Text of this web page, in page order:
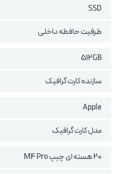
SSD
ظرفیت حافظه داخلی
512GB
سازنده کارت گرافیک
Apple
مدل کارت گرافیک
20 هسته ای چیپ M4 Pro